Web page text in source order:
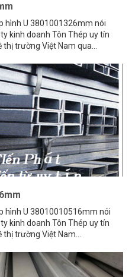
hình U 3801001326mm nói
kinh doanh Tôn Thép uy tín
trường Việt Nam qua...
hình U 38010010516mm nói
kinh doanh Tôn Thép uy tín
trường Việt Nam...